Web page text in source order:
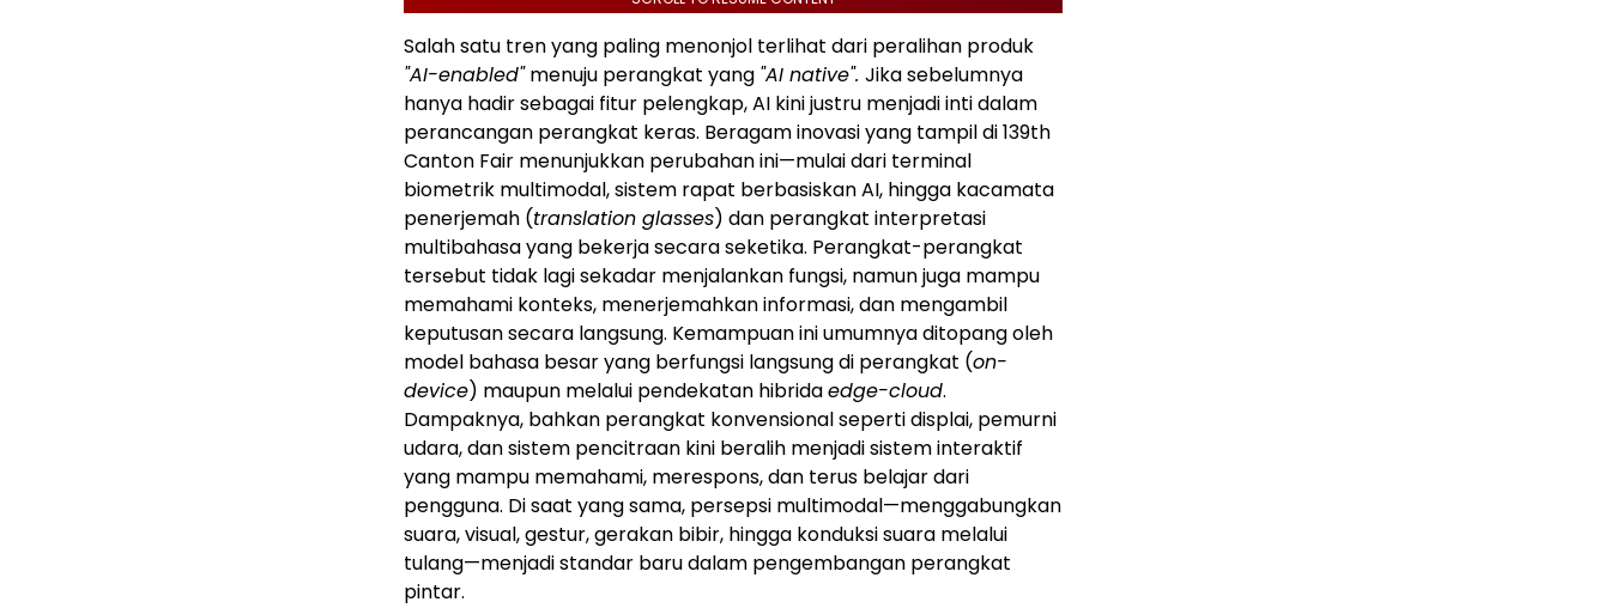
Salah satu tren yang paling menonjol terlihat dari peralihan produk
"AI-enabled"menuju perangkat yang "AI native". Jika sebelumnya
hanya hadir sebagai fitur pelengkap, AI kini justru menjadi inti dalam
perancangan perangkat keras. Beragam inovasi yang tampil di 139th
Canton Fair menunjukkan perubahan ini—mulai dari terminal
biometrik multimodal, sistem rapat berbasiskan AI, hingga kacamata
penerjemah (translation glasses) dan perangkat interpretasi
multibahasa yang bekerja secara seketika. Perangkat-perangkat
tersebut tidak lagi sekadar menjalankan fungsi, namun juga mampu
memahami konteks, menerjemahkan informasi, dan mengambil
keputusan secara langsung. Kemampuan ini umumnya ditopang oleh
model bahasa besar yang berfungsi langsung di perangkat (on-
device) maupun melalui pendekatan hibridaedge-cloud.
Dampaknya, bahkan perangkat konvensional seperti displai, pemurni
udara, dan sistem pencitraan kini beralih menjadi sistem interaktif
yang mampu memahami, merespons, dan terus belajar dari
pengguna. Di saat yang sama, persepsi multimodal—menggabungkan
suara, visual, gestur, gerakan bibir, hingga konduksi suara melalui
tulang—menjadi standar baru dalam pengembangan perangkat
pintar.